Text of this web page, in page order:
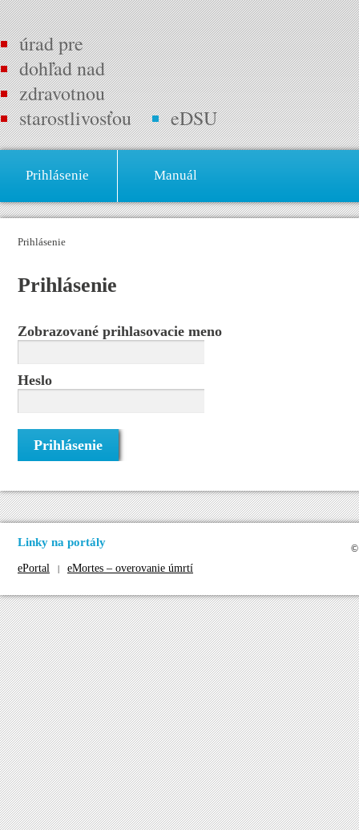
úrad pre
dohľad nad
zdravotnou
starostlivosťou
eDSU
Prihlásenie Manuál
Prihlásenie
Prihlásenie
Zobrazované prihlasovacie meno
Heslo
Linky na portály
ePortal | eMortes – overovanie úmrtí
©